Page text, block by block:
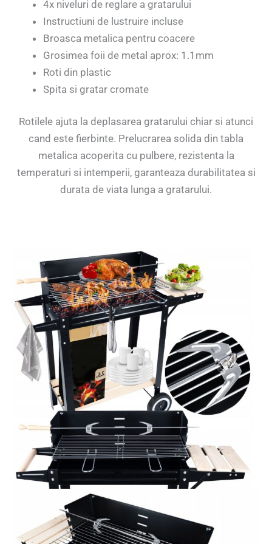
4x niveluri de reglare a gratarului
Instructiuni de lustruire incluse
Broasca metalica pentru coacere
Grosimea foii de metal aprox: 1.1mm
Roti din plastic
Spita si gratar cromate
Rotilele ajuta la deplasarea gratarului chiar si atunci
cand este fierbinte. Prelucrarea solida din tabla
metalica acoperita cu pulbere, rezistenta la
temperaturi si intemperii, garanteaza durabilitatea si
durata de viata lunga a gratarului.